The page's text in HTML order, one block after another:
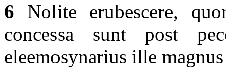
6 Nolite erubescere,
concessa sunt post
eleemosynarius ille